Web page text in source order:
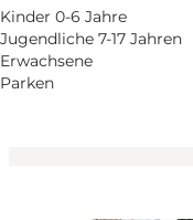
Kinder 0-6 Jahre
Jugendliche 7-17 Jahren
Erwachsene
Parken
Hunde erlaubt
Mein Partner,